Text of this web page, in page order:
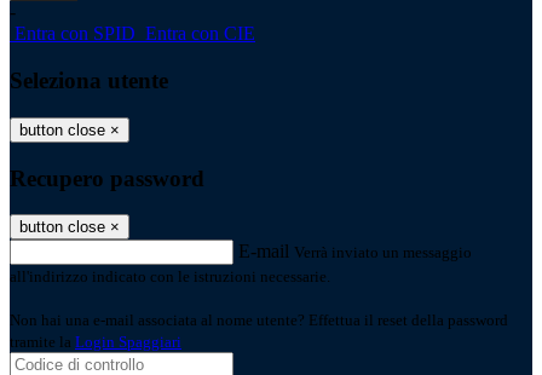
-
Entra con SPID Entra con CIE
Seleziona utente
button close ×
Recupero password
button close ×
E-mail Verrà inviato un messaggio
all'indirizzo indicato con le istruzioni necessarie.
Non hai una e-mail associata al nome utente? Effettua il reset della password
tramite la Login Spaggiari